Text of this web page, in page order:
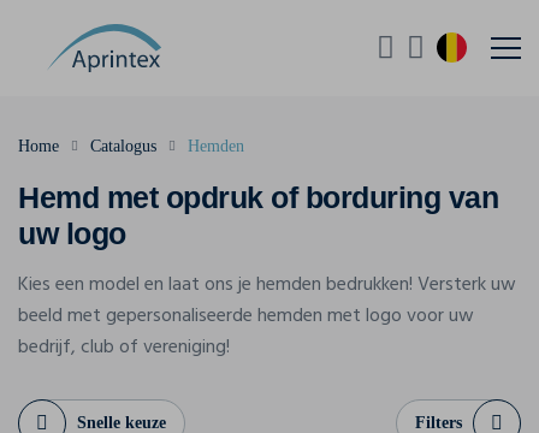
Hemd met opdruk of borduring van
uw logo
Home Catalogus Hemden
Kies een model en laat ons je hemden bedrukken! Versterk uw
beeld met gepersonaliseerde hemden met logo voor uw
bedrijf, club of vereniging!
Snelle keuze Filters